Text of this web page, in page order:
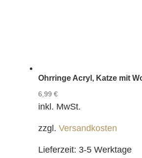
Ohrringe Acryl, Katze mit
6,99 €
inkl. MwSt.
zzgl. Versandkosten
Lieferzeit: 3-5 Werktage